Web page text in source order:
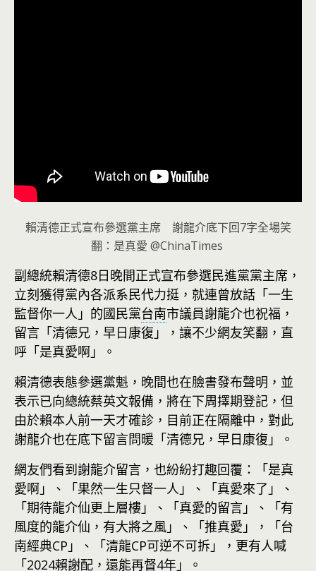
賴清德正式宣布參選黨主席 謝龍介底下回7字全場笑
翻：是真愛 @ChinaTimes ​
副總統賴清德8日晚間正式宣布參選民進黨黨主席，
立刻獲得黨內各派系民代力挺，就連曾放話「一生
監督你一人」的國民黨台南市議員謝龍介也祝福，
留言「清德兄，早日康復」，讓不少網友笑翻，直
呼「是真愛啊」。
賴清德表態參選黨魁，晚間也在臉書發布聲明，並
表示已向總統蔡英文報備，將在下周擇期登記，但
由於賴本人前一天才確診，目前正在隔離中，對此
謝龍介也在底下留言問暖「清德兄，早日康復」。
網友們看到謝龍介留言，也紛紛打趣回覆：「是真
愛啊」、「果然一生只督一人」、「真愛來了」、
「期待龍介仙更上層樓」、「真愛的留言」、「有
風度的龍介仙，有大將之風」、「推真愛」，「台
南經典CP」、「清龍CP可逆不可拆」，更有人喊
「2024賴謝配，還能再督4年」。